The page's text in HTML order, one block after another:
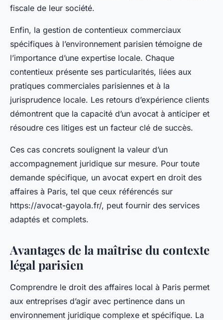
fiscale de leur société.
Enfin, la gestion de contentieux commerciaux
spécifiques à l’environnement parisien témoigne de
l’importance d’une expertise locale. Chaque
contentieux présente ses particularités, liées aux
pratiques commerciales parisiennes et à la
jurisprudence locale. Les retours d’expérience clients
démontrent que la capacité d’un avocat à anticiper et
résoudre ces litiges est un facteur clé de succès.
Ces cas concrets soulignent la valeur d’un
accompagnement juridique sur mesure. Pour toute
demande spécifique, un avocat expert en droit des
affaires à Paris, tel que ceux référencés sur
https://avocat-gayola.fr/, peut fournir des services
adaptés et complets.
Avantages de la maîtrise du contexte
légal parisien
Comprendre le droit des affaires local à Paris permet
aux entreprises d’agir avec pertinence dans un
environnement juridique complexe et spécifique. La